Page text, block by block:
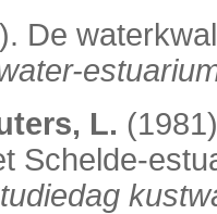
De
L.
Schelde-